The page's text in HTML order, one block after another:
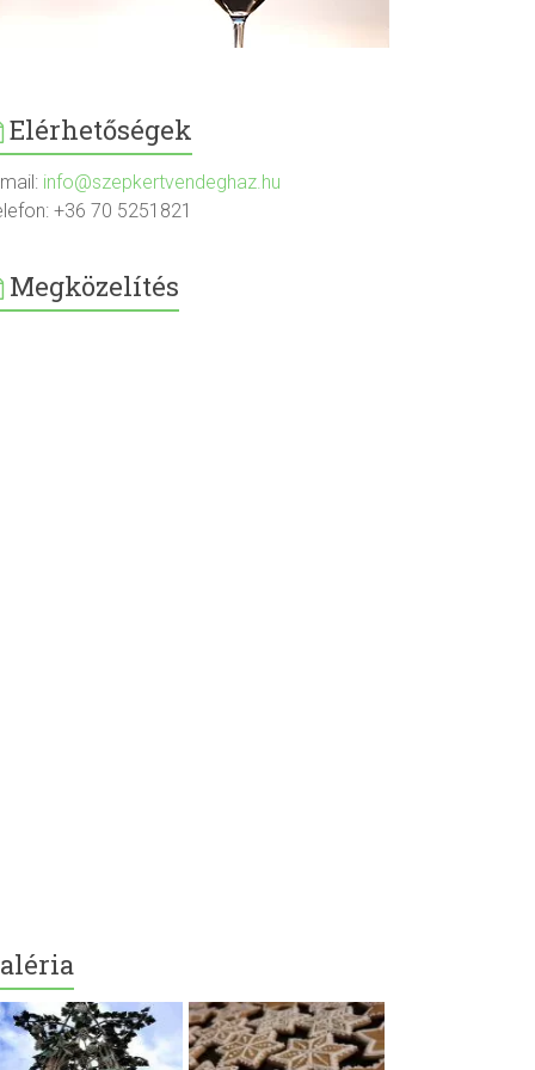
Elérhetőségek
info@szepkertvendeghaz.hu
+36 70 5251821
Megközelítés